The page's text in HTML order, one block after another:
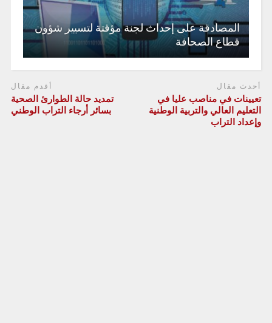
المصادقة على إحداث لجنة مؤقتة لتسيير شؤون
قطاع الصحافة
أحدث مقال
تعيينات في مناصب عليا في
التعليم العالي والتربية الوطنية
وإعداد التراب
أقدم مقال
تمديد حالة الطوارئ الصحية
بسائر أرجاء التراب الوطني